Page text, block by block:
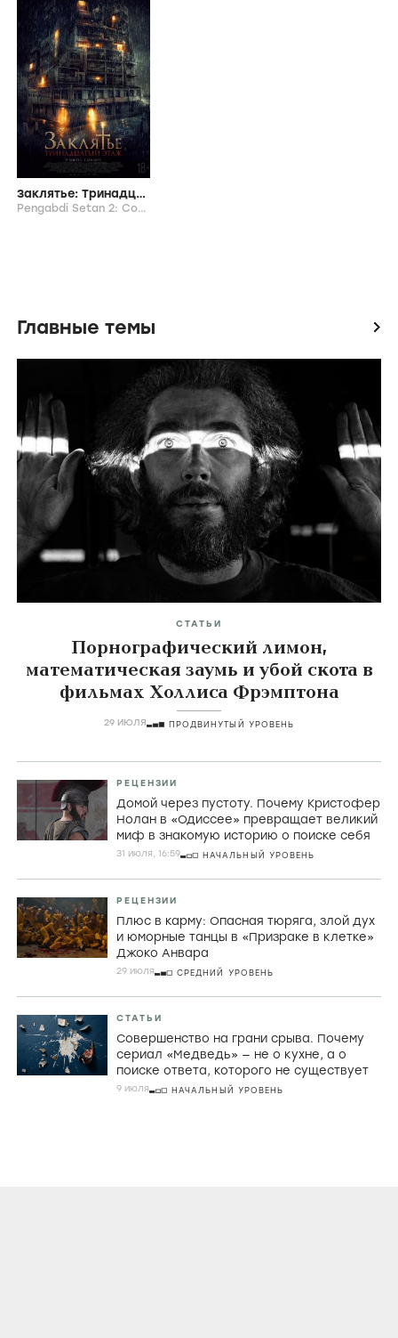
Заклятье: Тринадцатый этаж
Pengabdi Setan 2: Communion,
Главные темы icon
СТАТЬИ
Порнографический лимон,
математическая заумь и убой скота в
фильмах Холлиса Фрэмптона
29 ИЮЛЯ ПРОДВИНУТЫЙ УРОВЕНЬ
РЕЦЕНЗИИ
Домой через пустоту. Почему Кристофер
Нолан в «Одиссее» превращает великий
миф в знакомую историю о поиске себя
31 июля, 16:59 НАЧАЛЬНЫЙ УРОВЕНЬ
РЕЦЕНЗИИ
Плюс в карму: Опасная тюряга, злой дух
и юморные танцы в «Призраке в клетке»
Джоко Анвара
29 июля СРЕДНИЙ УРОВЕНЬ
СТАТЬИ
Совершенство на грани срыва. Почему
сериал «Медведь» — не о кухне, а о
поиске ответа, которого не существует
9 июля НАЧАЛЬНЫЙ УРОВЕНЬ